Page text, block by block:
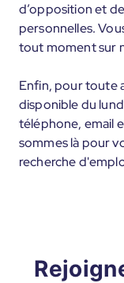
d’opposition et
personnelles.
tout moment sur
Enfin, pour toute
disponible du
téléphone, email
sommes là pour
recherche